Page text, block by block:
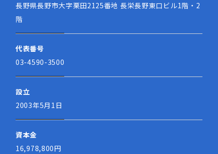
長野県長野市大字栗田2125番地 長栄長野東口ビル1階・2
階
代表番号
03-4590-3500
設立
2003年5月1日
資本金
16,978,800円